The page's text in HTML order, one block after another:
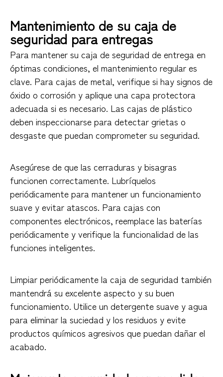
Mantenimiento de su caja de
seguridad para entregas
Para mantener su caja de seguridad de entrega en
óptimas condiciones, el mantenimiento regular es
clave. Para cajas de metal, verifique si hay signos de
óxido o corrosión y aplique una capa protectora
adecuada si es necesario. Las cajas de plástico
deben inspeccionarse para detectar grietas o
desgaste que puedan comprometer su seguridad.
Asegúrese de que las cerraduras y bisagras
funcionen correctamente. Lubríquelos
periódicamente para mantener un funcionamiento
suave y evitar atascos. Para cajas con
componentes electrónicos, reemplace las baterías
periódicamente y verifique la funcionalidad de las
funciones inteligentes.
Limpiar periódicamente la caja de seguridad también
mantendrá su excelente aspecto y su buen
funcionamiento. Utilice un detergente suave y agua
para eliminar la suciedad y los residuos y evite
productos químicos agresivos que puedan dañar el
acabado.